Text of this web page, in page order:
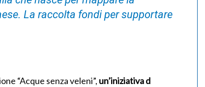
La raccolta fondi per supportare
“Acque senza veleni”, un’iniziativa d